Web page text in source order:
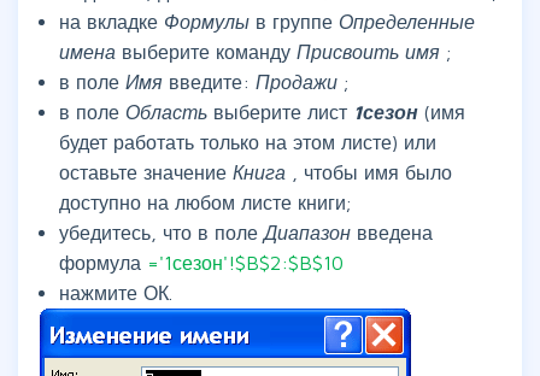
на вкладке Формулы в группе Определенные
имена выберите команду Присвоить имя ;
в поле Имя введите: Продажи ;
в поле Область выберите лист 1сезон (имя
будет работать только на этом листе) или
оставьте значение Книга
, чтобы имя было
доступно на любом листе книги;
убедитесь, что в полеДиапазон введена
формула ='1сезон'!$B$2:$B$10
нажмите ОК.